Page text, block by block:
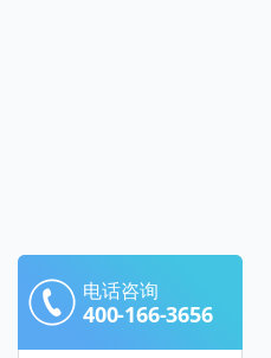
电话咨询
400-166-3656